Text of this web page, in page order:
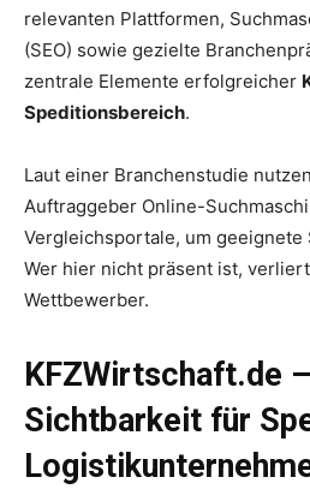
relevanten Plattformen,
(SEO) sowie gezielte
zentrale Elemente erfolgreicher
Speditionsbereich.
Laut einer Branchenstudie
Auftraggeber Online-
Vergleichsportale, um geeignete
Wer hier nicht präsent ist,
Wettbewerber.
KFZWirtschaft.de
Sichtbarkeit für